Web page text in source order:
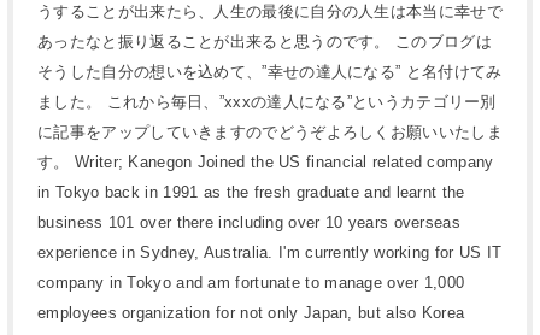
うすることが出来たら、人生の最後に自分の人生は本当に幸せで
あったなと振り返ることが出来ると思うのです。 このブログは
そうした自分の想いを込めて、”幸せの達人になる” と名付けてみ
ました。 これから毎日、”xxxの達人になる”というカテゴリー別
に記事をアップしていきますのでどうぞよろしくお願いいたしま
す。 Writer; Kanegon Joined the US financial related company
in Tokyo back in 1991 as the fresh graduate and learnt the
business 101 over there including over 10 years overseas
experience in Sydney, Australia. I'm currently working for US IT
company in Tokyo and am fortunate to manage over 1,000
employees organization for not only Japan, but also Korea